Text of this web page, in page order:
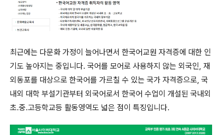
최근에는 다문화 가정이 늘어나면서 한국어교원 자격증에 대한 인
기도 높아지는 중입니다. 국어를 모어로 사용하지 않는 외국인, 재
외동포를 대상으로 한국어를 가르칠 수 있는 국가 자격증으로, 국
내외 대학 부설기관부터 외국어로서 한국어 수업이 개설된 국내외
초.중.고등학교등 활동영역도 넓은 점이 특징입니다.